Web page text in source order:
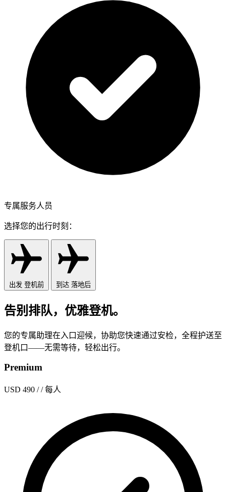
专属服务人员
选择您的出行时刻：
出发 登机前 到达 落地后
告别排队，优雅登机。
您的专属助理在入口迎候，协助您快速通过安检，全程护送至
登机口——无需等待，轻松出行。
Premium
USD 490 / / 每人